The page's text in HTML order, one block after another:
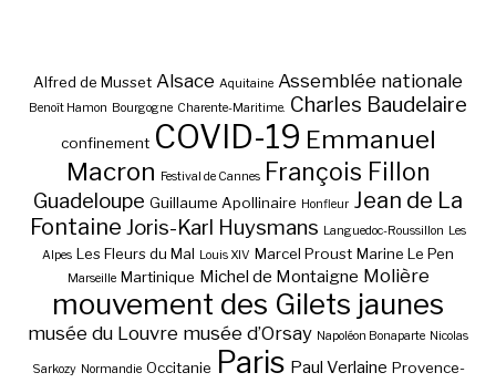
Alfred de Musset Alsace Aquitaine Assemblée nationale
Benoît Hamon Bourgogne Charente-Maritime. Charles Baudelaire
confinement COVID-19 Emmanuel
Macron
Festival de Cannes François Fillon
Guadeloupe Guillaume Apollinaire Honfleur Jean de La
Fontaine Joris-Karl Huysmans Languedoc-Roussillon Les
Alpes Les Fleurs du Mal Louis XIV Marcel Proust Marine Le Pen
Marseille Martinique Michel de Montaigne Molière
mouvement des Gilets jaunes
musée du Louvre musée d’Orsay Napoléon Bonaparte Nicolas
Sarkozy Normandie Occitanie Paris Paul Verlaine Provence-